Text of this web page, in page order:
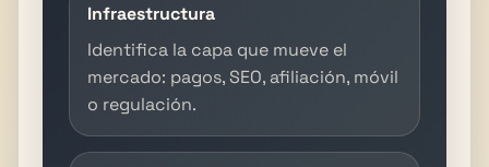
Infraestructura
Identifica la capa que mueve el
mercado: pagos, SEO, afiliación, móvil
o regulación.